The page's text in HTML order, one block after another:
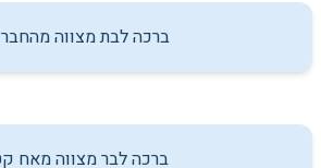
ברכה לבת מצווה
ברכה לבר מצווה מאח